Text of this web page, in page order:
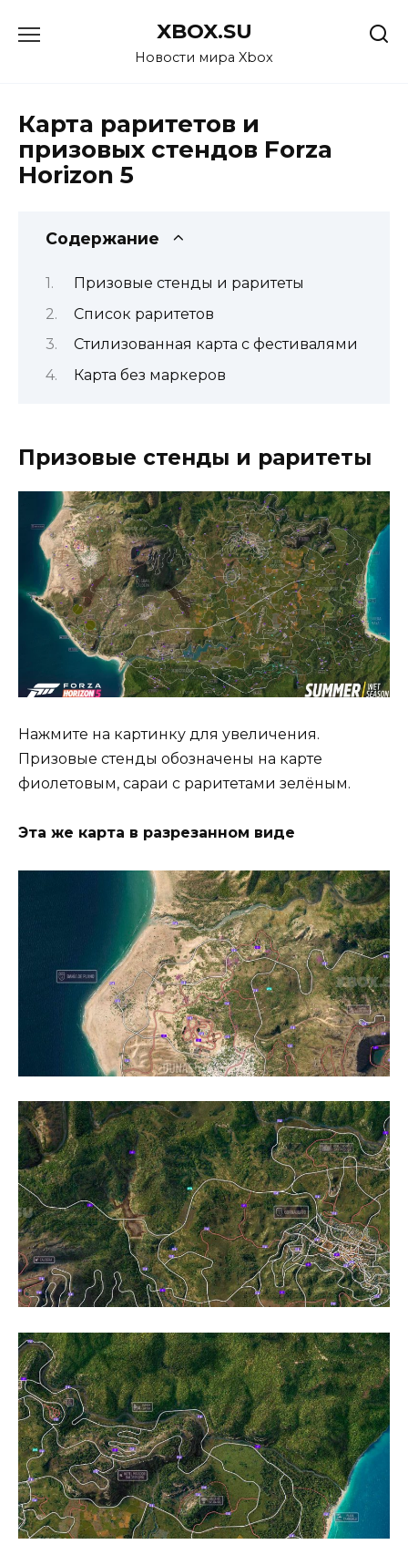
XBOX.SU
Новости мира Xbox
Карта раритетов и
призовых стендов Forza
Horizon 5
Содержание
Призовые стенды и раритеты
Список раритетов
Стилизованная карта с фестивалями
Карта без маркеров
Призовые стенды и раритеты
Нажмите на картинку для увеличения.
Призовые стенды обозначены на карте
фиолетовым, сараи с раритетами зелёным.
Эта же карта в разрезанном виде